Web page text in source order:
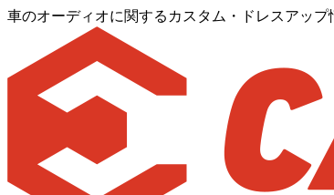
車のオーディオに関するカスタム・ドレスアップ